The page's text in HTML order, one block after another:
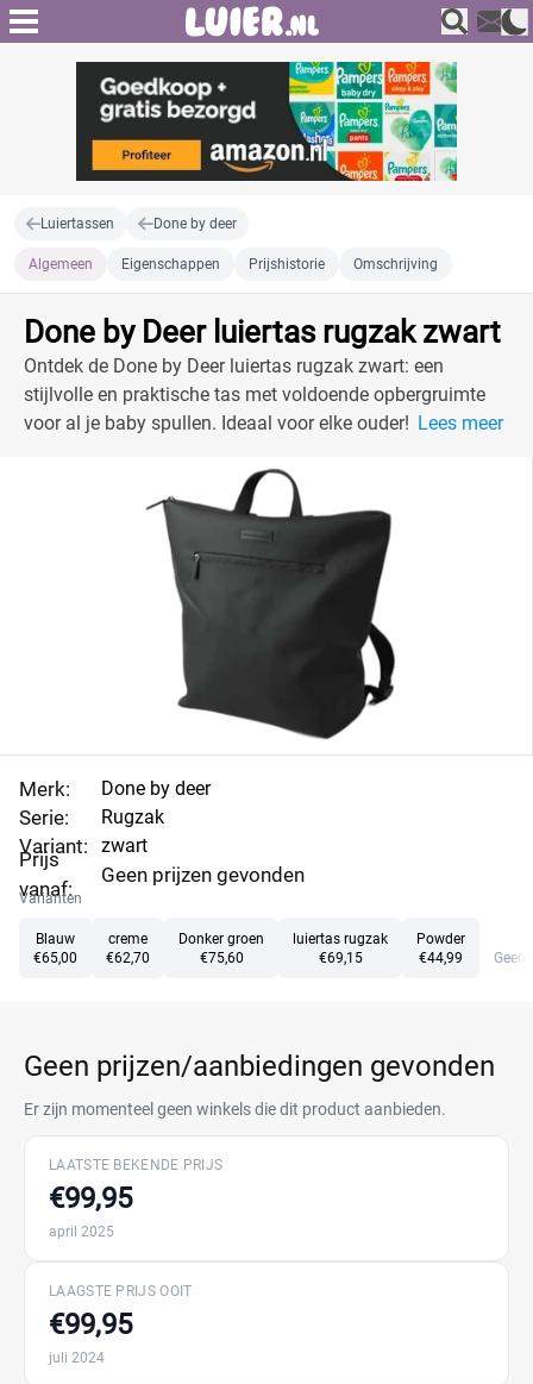
Luiertassen Done by deer
Algemeen Eigenschappen Prijshistorie Omschrijving
Done by Deer luiertas rugzak zwart
Ontdek de Done by Deer luiertas rugzak zwart: een
stijlvolle en praktische tas met voldoende opbergruimte
voor al je baby spullen. Ideaal voor elke ouder! Lees meer
Merk:
Serie:
Variant:
Prijs
vanaf:
Done by deer
Rugzak
zwart
Geen prijzen gevonden
Varianten
Blauw
€65,00
creme
€62,70
Donker groen
€75,60
luiertas rugzak
€69,15
Powder
€44,99
Geen
Geen prijzen/aanbiedingen gevonden
Er zijn momenteel geen winkels die dit product aanbieden.
LAATSTE BEKENDE PRIJS
€99,95
april 2025
LAAGSTE PRIJS OOIT
€99,95
juli 2024